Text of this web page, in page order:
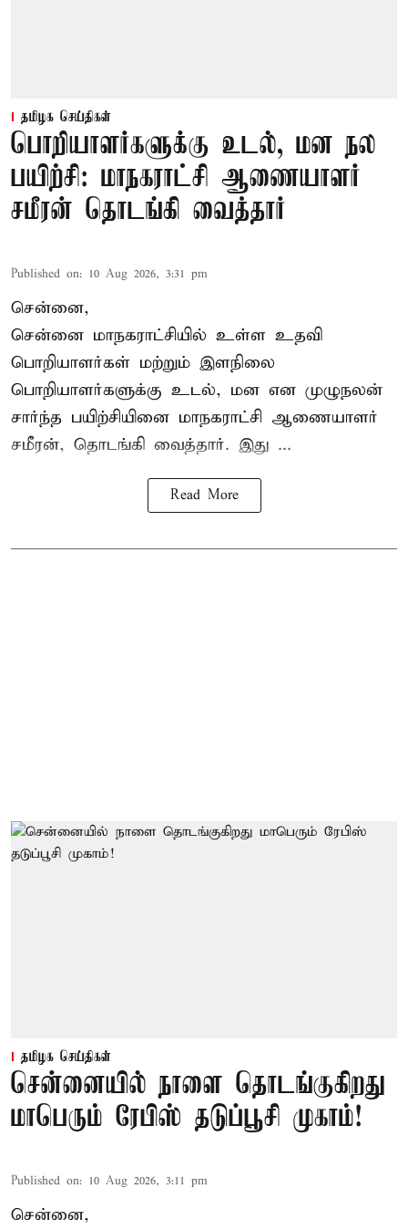
தமிழக செய்திகள்
பொறியாளர்களுக்கு உடல், மன நல
பயிற்சி: மாநகராட்சி ஆணையாளர்
சமீரன் தொடங்கி வைத்தார்
Published on: 10 Aug 2026, 3:31 pm
சென்னை,
சென்னை மாநகராட்சியில் உள்ள உதவி
பொறியாளர்கள் மற்றும் இளநிலை
பொறியாளர்களுக்கு உடல், மன என முழுநலன்
சார்ந்த பயிற்சியினை மாநகராட்சி ஆணையாளர்
சமீரன், தொடங்கி வைத்தார். இது ...
Read More
தமிழக செய்திகள்
சென்னையில் நாளை தொடங்குகிறது
மாபெரும் ரேபிஸ் தடுப்பூசி முகாம்!
Published on: 10 Aug 2026, 3:11 pm
சென்னை,